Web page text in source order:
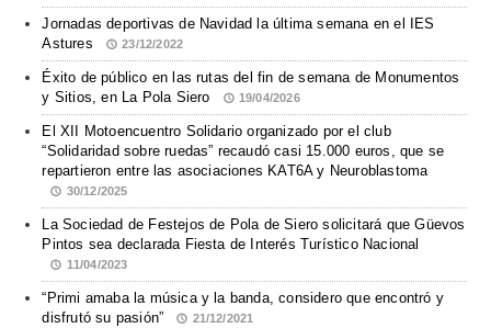
Jornadas deportivas de Navidad la última semana en el IES
Astures
23/12/2022
Éxito de público en las rutas del fin de semana de Monumentos
y Sitios, en La Pola Siero
19/04/2026
El XII Motoencuentro Solidario organizado por el club
“Solidaridad sobre ruedas” recaudó casi 15.000 euros, que se
repartieron entre las asociaciones KAT6A y Neuroblastoma
30/12/2025
La Sociedad de Festejos de Pola de Siero solicitará que Güevos
Pintos sea declarada Fiesta de Interés Turístico Nacional
11/04/2023
“Primi amaba la música y la banda, considero que encontró y
disfrutó su pasión”
21/12/2021